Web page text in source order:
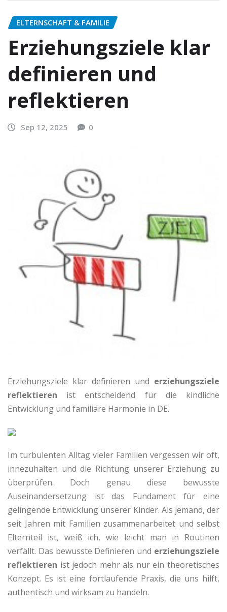
ELTERNSCHAFT & FAMILIE
Erziehungsziele klar
definieren und
reflektieren
Sep 12, 2025 0
Erziehungsziele klar definieren und erziehungsziele
reflektieren ist entscheidend für die kindliche
Entwicklung und familiäre Harmonie in DE.
Im turbulenten Alltag vieler Familien vergessen wir oft,
innezuhalten und die Richtung unserer Erziehung zu
überprüfen. Doch genau diese bewusste
Auseinandersetzung ist das Fundament für eine
gelingende Entwicklung unserer Kinder. Als jemand, der
seit Jahren mit Familien zusammenarbeitet und selbst
Elternteil ist, weiß ich, wie leicht man in Routinen
verfällt. Das bewusste Definieren und erziehungsziele
reflektieren ist jedoch mehr als nur ein theoretisches
Konzept. Es ist eine fortlaufende Praxis, die uns hilft,
authentisch und wirksam zu handeln.